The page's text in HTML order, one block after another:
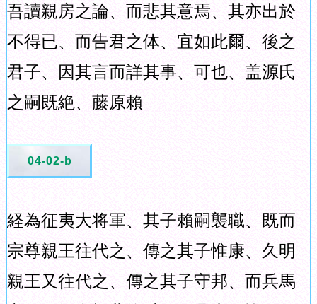
吾讀親房之論、而悲其意焉、其亦出於
不得已、而告君之体、宜如此爾、後之
君子、因其言而詳其事、可也、盖源氏
之嗣既絶、藤原賴
04-02-b
経為征夷大将軍、其子賴嗣襲職、既而
宗尊親王往代之、傳之其子惟康、久明
親王又往代之、傳之其子守邦、而兵馬